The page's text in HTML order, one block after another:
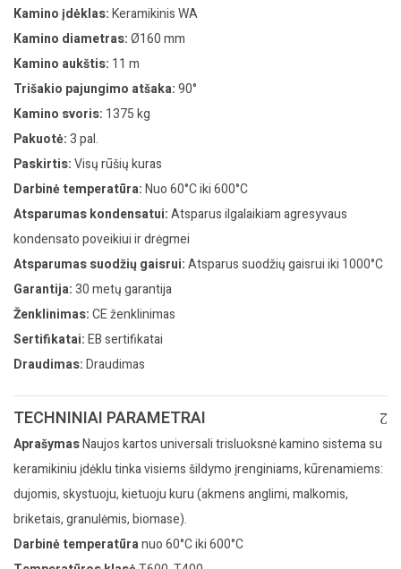
Kamino įdėklas:Keramikinis WA
Kamino diametras:Ø160 mm
Kamino aukštis: 11 m
Trišakio pajungimo atšaka:90°
Kamino svoris: 1375 kg
Pakuotė:3 pal.
Paskirtis:Visų rūšių kuras
Darbinė temperatūra:Nuo 60°C iki 600°C
Atsparumas kondensatui:Atsparus ilgalaikiam agresyvaus
kondensato poveikiui ir drėgmei
Atsparumas suodžių gaisrui:Atsparus suodžių gaisrui iki 1000°C
Garantija:30 metų garantija
Ženklinimas:CE ženklinimas
Sertifikatai:EB sertifikatai
Draudimas:Draudimas
TECHNINIAI PARAMETRAI
AprašymasNaujos kartos universali trisluoksnė kamino sistema su
keramikiniu įdėklu tinka visiems šildymo įrenginiams, kūrenamiems:
dujomis, skystuoju, kietuoju kuru (akmens anglimi, malkomis,
briketais, granulėmis, biomase).
Darbinė temperatūranuo 60°C iki 600°C